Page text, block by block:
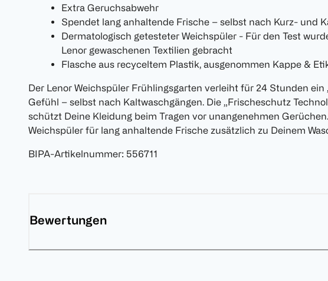
Extra Geruchsabwehr
Spendet lang anhaltende Frische – selbst nach Kurz- und
Dermatologisch getesteter Weichspüler - Für den Test
Lenor gewaschenen Textilien gebracht
Flasche aus recyceltem Plastik, ausgenommen Kappe &
Der Lenor Weichspüler Frühlingsgarten verleiht für 24 Stunden ein
Gefühl – selbst nach Kaltwaschgängen. Die „Frischeschutz
schützt Deine Kleidung beim Tragen vor unangenehmen
Weichspüler für lang anhaltende Frische zusätzlich zu Deinem
BIPA-Artikelnummer: 556711
Bewertungen